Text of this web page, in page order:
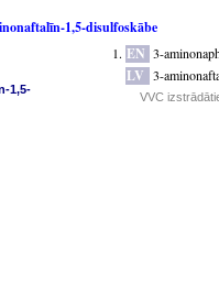
1,5-disulfoskābe
1,5-
EN 3-
LV 3-
VVC